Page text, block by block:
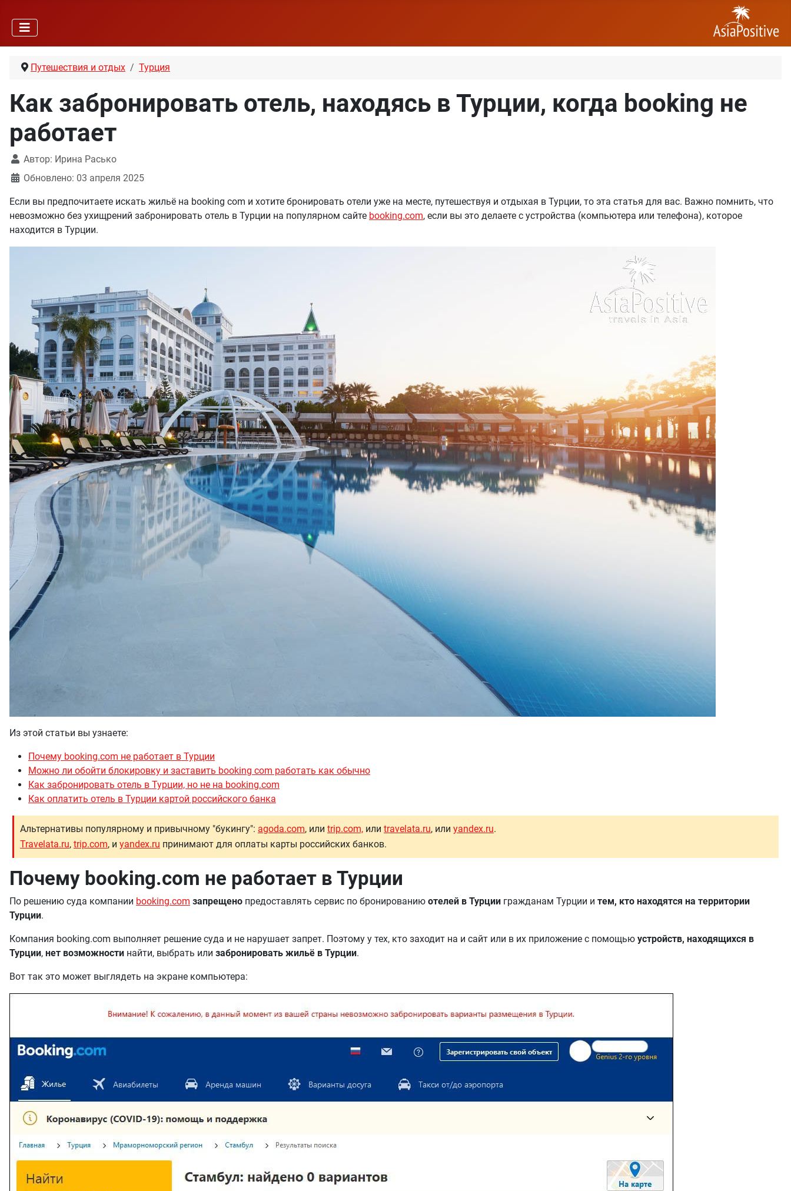
Путешествия и отдых Турция
Как забронировать отель, находясь в Турции, когда booking не
работает
Автор: Ирина Расько
Обновлено: 03 апреля 2025
Если вы предпочитаете искать жильё на booking com и хотите бронировать отели уже на месте, путешествуя и отдыхая в Турции, то эта статья для вас. Важно помнить, что
невозможно без ухищрений забронировать отель в Турции на популярном сайте booking.com, если вы это делаете с устройства (компьютера или телефона), которое
находится в Турции.
Из этой статьи вы узнаете:
Почему booking.com не работает в Турции
Можно ли обойти блокировку и заставить booking com работать как обычно
Как забронировать отель в Турции, но не на booking.com
Как оплатить отель в Турции картой российского банка
Альтернативы популярному и привычному "букингу": agoda.com, или trip.com, или travelata.ru, или yandex.ru.
Travelata.ru, trip.com, и yandex.ru принимают для оплаты карты российских банков.
Почему booking.com не работает в Турции
По решению суда компании booking.com запрещено предоставлять сервис по бронированию отелей в Турции гражданам Турции и тем, кто находятся на территории
Турции.
Компания booking.com выполняет решение суда и не нарушает запрет. Поэтому у тех, кто заходит на и сайт или в их приложение с помощью устройств, находящихся в
Турции, нет возможности найти, выбрать или забронировать жильё в Турции.
Вот так это может выглядеть на экране компьютера: